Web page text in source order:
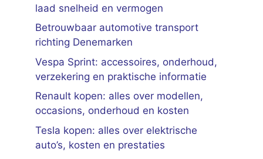
laad snelheid en vermogen
Betrouwbaar automotive transport
richting Denemarken
Vespa Sprint: accessoires, onderhoud,
verzekering en praktische informatie
Renault kopen: alles over modellen,
occasions, onderhoud en kosten
Tesla kopen: alles over elektrische
auto’s, kosten en prestaties